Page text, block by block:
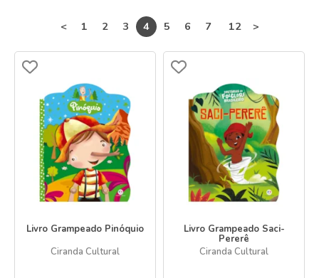
< 1 2 3 4 5 6 7 12 >
Livro Grampeado Pinóquio
Ciranda Cultural
Livro Grampeado Saci-
Pererê
Ciranda Cultural